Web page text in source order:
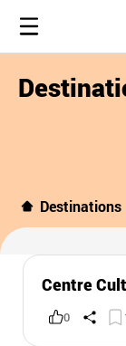
Destinations
Centre
0